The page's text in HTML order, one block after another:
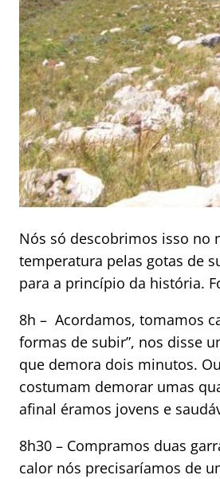
Nós só descobrimos isso no
temperatura pelas gotas de
para a princípio da história.
8h – Acordamos, tomamos
formas de subir”, nos disse
que demora dois minutos.
costumam demorar umas
afinal éramos jovens e
8h30 – Compramos duas
calor nós precisaríamos de